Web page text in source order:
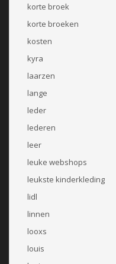
korte broek
korte broeken
kosten
kyra
laarzen
lange
leder
lederen
leer
leuke webshops
leukste kinderkleding
lidl
linnen
looxs
louis